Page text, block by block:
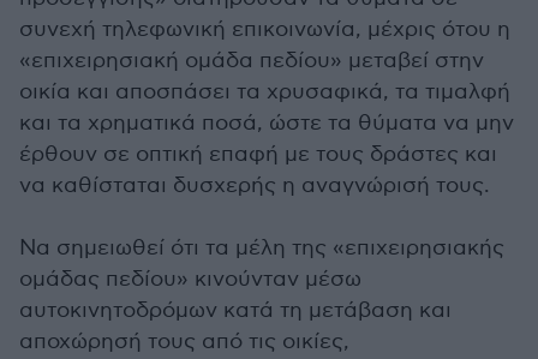
συνεχή τηλεφωνική επικοινωνία, μέχρις ότου η
«επιχειρησιακή ομάδα πεδίου» μεταβεί στην
οικία και αποσπάσει τα χρυσαφικά, τα τιμαλφή
και τα χρηματικά ποσά, ώστε τα θύματα να μην
έρθουν σε οπτική επαφή με τους δράστες και
να καθίσταται δυσχερής η αναγνώρισή τους.
Να σημειωθεί ότι τα μέλη της «επιχειρησιακής
ομάδας πεδίου» κινούνταν μέσω
αυτοκινητοδρόμων κατά τη μετάβαση και
αποχώρησή τους από τις οικίες,